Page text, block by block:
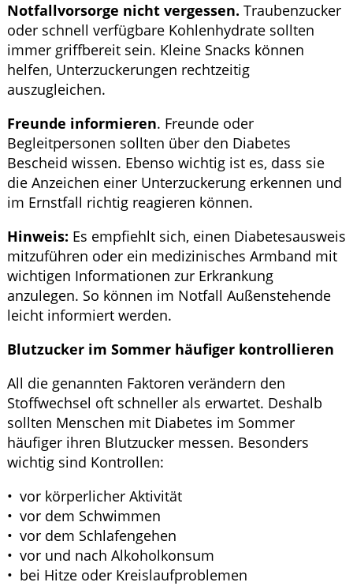
Notfallvorsorge nicht vergessen. Traubenzucker
oder schnell verfügbare Kohlenhydrate sollten
immer griffbereit sein. Kleine Snacks können
helfen, Unterzuckerungen rechtzeitig
auszugleichen.
Freunde informieren. Freunde oder
Begleitpersonen sollten über den Diabetes
Bescheid wissen. Ebenso wichtig ist es, dass sie
die Anzeichen einer Unterzuckerung erkennen und
im Ernstfall richtig reagieren können.
Hinweis: Es empfiehlt sich, einen Diabetesausweis
mitzuführen oder ein medizinisches Armband mit
wichtigen Informationen zur Erkrankung
anzulegen. So können im Notfall Außenstehende
leicht informiert werden.
Blutzucker im Sommer häufiger kontrollieren
All die genannten Faktoren verändern den
Stoffwechsel oft schneller als erwartet. Deshalb
sollten Menschen mit Diabetes im Sommer
häufiger ihren Blutzucker messen. Besonders
wichtig sind Kontrollen:
vor körperlicher Aktivität
vor dem Schwimmen
vor dem Schlafengehen
vor und nach Alkoholkonsum
bei Hitze oder Kreislaufproblemen